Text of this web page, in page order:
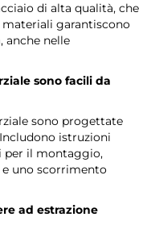
di alta qualità, che
materiali garantiscono
anche nelle
sono facili da
sono progettate
istruzioni
per il montaggio,
uno scorrimento
ad estrazione